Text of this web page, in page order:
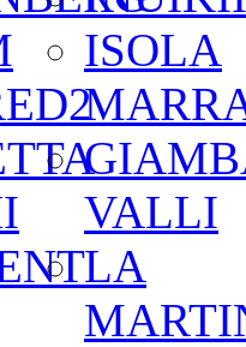
ISOLA
VALLI
LA